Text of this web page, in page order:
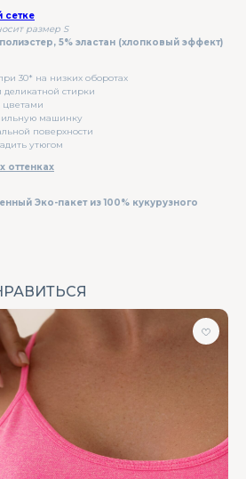
сетке
размер S
5% эластан (хлопковый эффект)
30* на низких оборотах
стирки
цветами
машинку
поверхности
утюгом
оттенках
Эко-пакет из 100% кукурузного